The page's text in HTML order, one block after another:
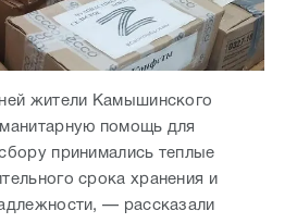
жители Камышинского
помощь для
принимались теплые
срока хранения и
— рассказали